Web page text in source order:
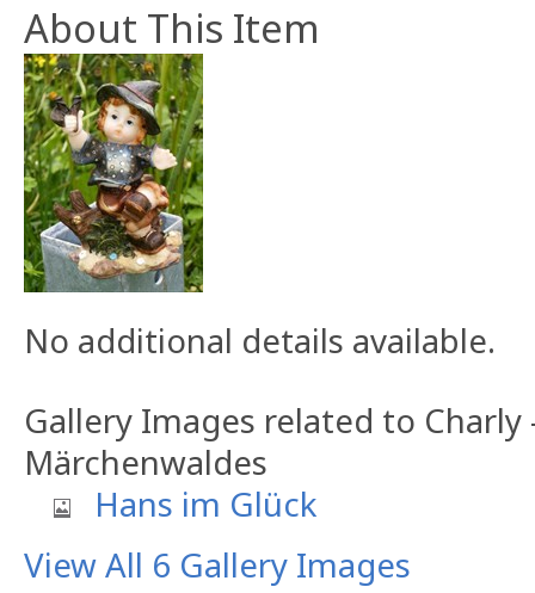
About This Item
No additional details available.
Gallery Images related to
Märchenwaldes
Hans im Glück
View All 6 Gallery Images